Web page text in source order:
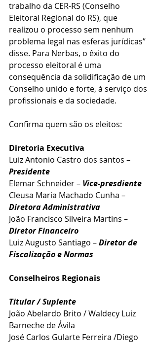
trabalho da CER-RS (Conselho
Eleitoral Regional do RS), que
realizou o processo sem nenhum
problema legal nas esferas jurídicas”
disse. Para Nerbas, o êxito do
processo eleitoral é uma
consequência da solidificação de um
Conselho unido e forte, à serviço dos
profissionais e da sociedade.
Confirma quem são os eleitos:
Diretoria Executiva
Luiz Antonio Castro dos santos –
Presidente
Elemar Schneider – Vice-presdiente
Cleusa Maria Machado Cunha –
Diretora Administrativa
João Francisco Silveira Martins –
Diretor Financeiro
Luiz Augusto Santiago – Diretor de
Fiscalização e Normas
Conselheiros Regionais
Titular / Suplente
João Abelardo Brito / Waldecy Luiz
Barneche de Ávila
José Carlos Gularte Ferreira /Diego